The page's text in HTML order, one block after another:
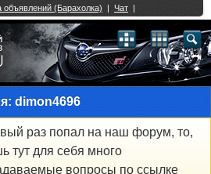
dimon4696
раз попал на наш форум, то,
тут для себя много
вопросы по ссылке
On provided byvBSSO
14 15 16 17 18 21 22 23 24 25 26
34 35 36 37 38 39 40 41 42 43